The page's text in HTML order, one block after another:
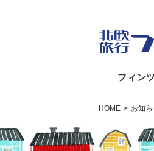
フィン
HOME > お知